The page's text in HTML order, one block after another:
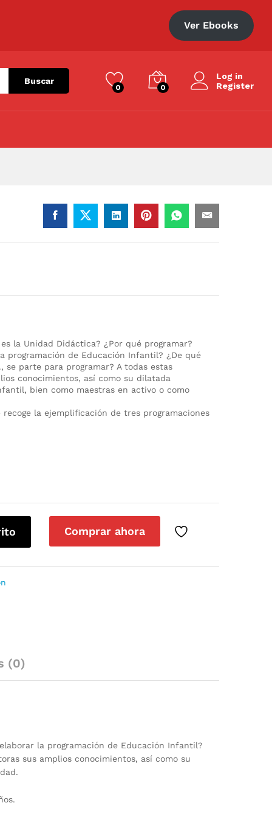
Ver Ebooks
Buscar
0 0
Log in
Register
la Unidad Didáctica? ¿Por qué programar?
programación de Educación Infantil? ¿De qué
se parte para programar? A todas estas
conocimientos, así como su dilatada
bien como maestras en activo o como
la ejemplificación de tres programaciones
Comprar ahora
(0)
la programación de Educación Infantil?
sus amplios conocimientos, así como su
Añadir al carrito